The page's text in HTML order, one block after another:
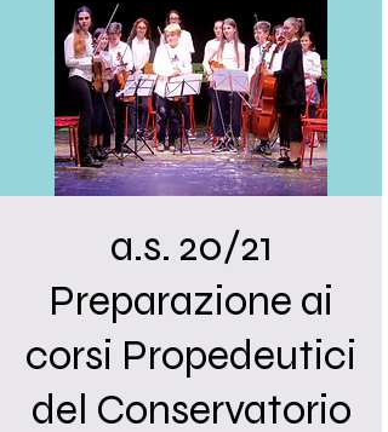
a.s. 20/21
Preparazione ai
corsi Propedeutici
del Conservatorio